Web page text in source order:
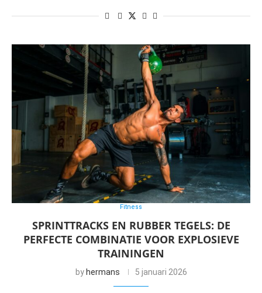
Fitness
SPRINTTRACKS EN RUBBER TEGELS: DE
PERFECTE COMBINATIE VOOR EXPLOSIEVE
TRAININGEN
by hermans 5 januari 2026